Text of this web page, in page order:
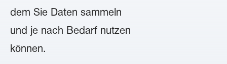
dem Sie Daten sammeln
und je nach Bedarf nutzen
können.